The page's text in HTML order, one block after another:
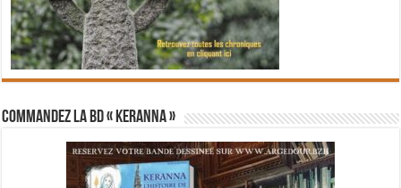
Commandez la BD « Keranna »